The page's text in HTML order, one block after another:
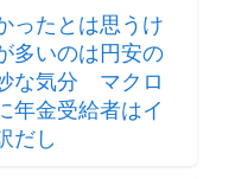
ったとは思うけ
多いのは円安の
な気分 マクロ
年金受給者はイ
だし